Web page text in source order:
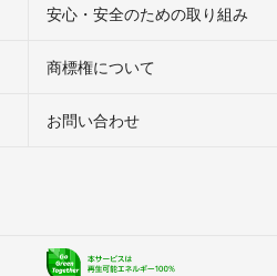
安心・安全のための取り組み
商標権について
お問い合わせ